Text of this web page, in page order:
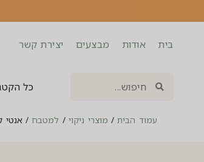
בית אודות מבצעים יצירת קשר
כל
עמוד הבית/ מוצרי ניקוי/ למטבח /אנטי